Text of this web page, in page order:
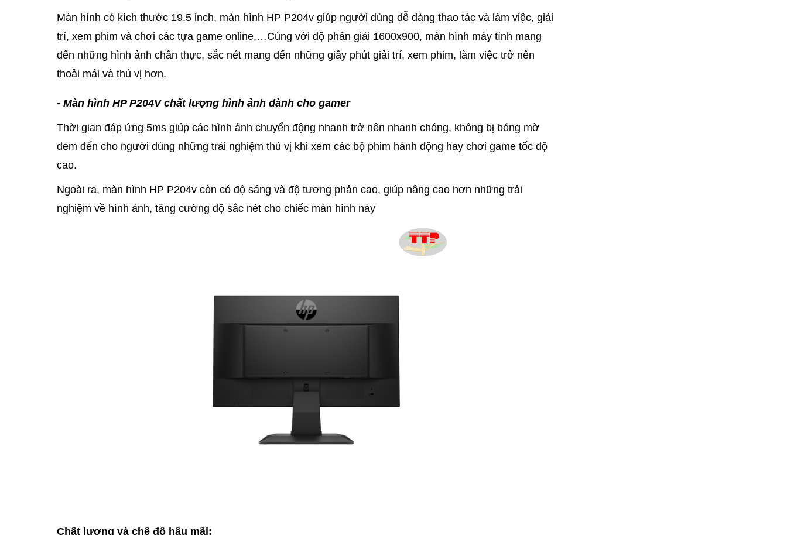
Màn hình có kích thước 19.5 inch, màn hình HP P204v giúp người dùng dễ dàng thao tác và làm việc, giải
trí, xem phim và chơi các tựa game online,…Cùng với độ phân giải 1600x900, màn hình máy tính mang
đến những hình ảnh chân thực, sắc nét mang đến những giây phút giải trí, xem phim, làm việc trở nên
thoải mái và thú vị hơn.
- Màn hình HP P204V chất lượng hình ảnh dành cho gamer
Thời gian đáp ứng 5ms giúp các hình ảnh chuyển động nhanh trở nên nhanh chóng, không bị bóng mờ
đem đến cho người dùng những trải nghiệm thú vị khi xem các bộ phim hành động hay chơi game tốc độ
cao.
Ngoài ra, màn hình HP P204v còn có độ sáng và độ tương phản cao, giúp nâng cao hơn những trải
nghiệm về hình ảnh, tăng cường độ sắc nét cho chiếc màn hình này
Chất lượng và chế độ hậu mãi: